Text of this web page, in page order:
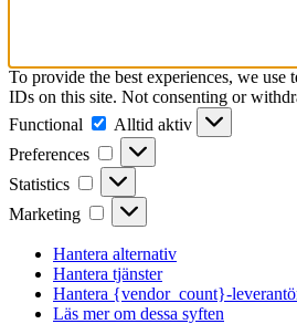
To provide the best experiences, we
IDs on this site. Not consenting or
Functional
Functional
Alltid aktiv
Preferences
Preferences
Statistics Statistics
Marketing Marketing
Hantera alternativ
Hantera tjänster
Hantera {vendor_count}-
Läs mer om dessa syften